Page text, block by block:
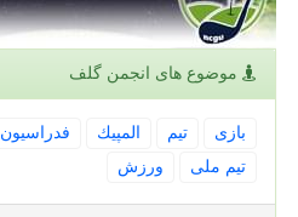
موضوع های انجمن گلف
بازی تیم المپیك فدراسیون
تیم ملی
ورزش